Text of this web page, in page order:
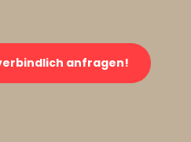
anfragen!